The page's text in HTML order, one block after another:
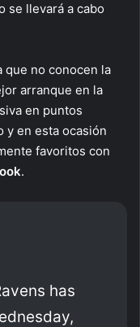
se llevará a cabo
que no conocen la
arranque en la
en puntos
y en esta ocasión
favoritos con
.
has